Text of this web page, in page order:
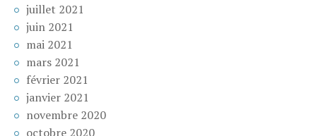
juillet 2021
juin 2021
mai 2021
mars 2021
février 2021
janvier 2021
novembre 2020
octobre 2020